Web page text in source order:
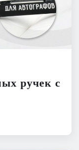
ручек с